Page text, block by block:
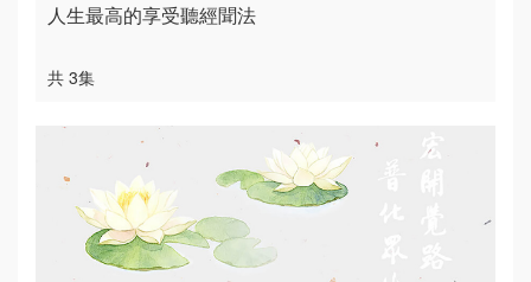
人生最高的享受聽經聞法
共 3集